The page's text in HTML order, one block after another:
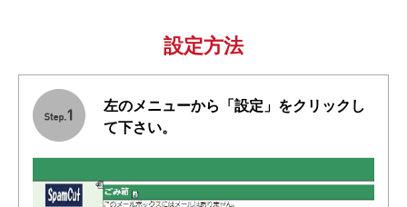
設定方法
左のメニューから「設定」をクリックし
て下さい。